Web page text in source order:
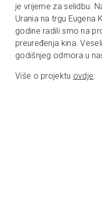
je vrijeme za selidbu.
Urania na trgu Eugena
godine radili smo na
preuređenja kina.
godišnjeg odmora u
Više o projektu ovdje.